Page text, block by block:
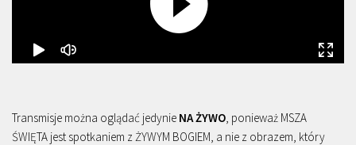
Transmisje można oglądać jedynie NA ŻYWO , ponieważ MSZA
ŚWIĘTA jest spotkaniem z ŻYWYM BOGIEM, a nie z obrazem, który